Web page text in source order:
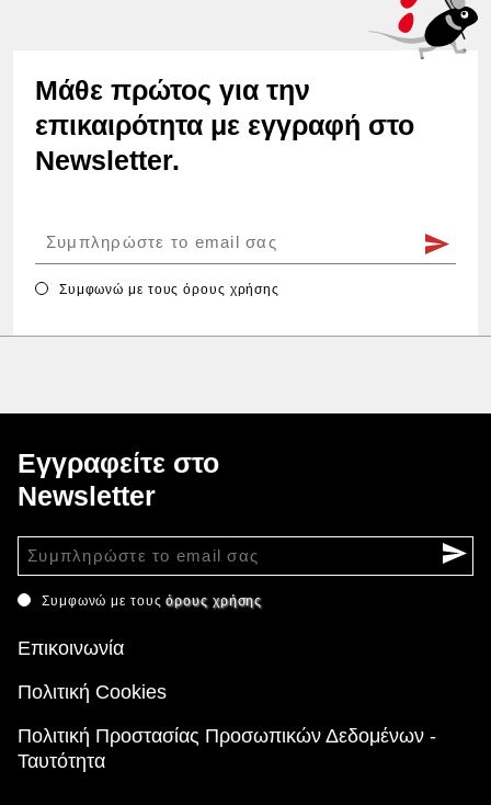
Μάθε πρώτος για την
επικαιρότητα με εγγραφή στο
Newsletter.
Συμφωνώ με τουςόρους χρήσης
Εγγραφείτε στο
Newsletter
Συμφωνώ με τουςόρους χρήσης
Επικοινωνία
Πολιτική Cookies
Πολιτική Προστασίας Προσωπικών Δεδομένων -
Ταυτότητα